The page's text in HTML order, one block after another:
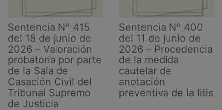
Sentencia N° 415
del 18 de junio de
2026 – Valoración
probatoria por parte
de la Sala de
Casación Civil del
Tribunal Supremo
de Justicia
Sentencia N° 400
del 11 de junio de
2026 – Procedencia
de la medida
cautelar de
anotación
preventiva de la litis